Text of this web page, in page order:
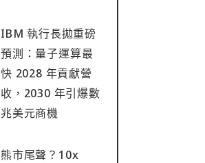
IBM 執行長拋重磅
預測：量子運算最
快 2028 年貢獻營
收，2030 年引爆數
兆美元商機
熊市尾聲？10x